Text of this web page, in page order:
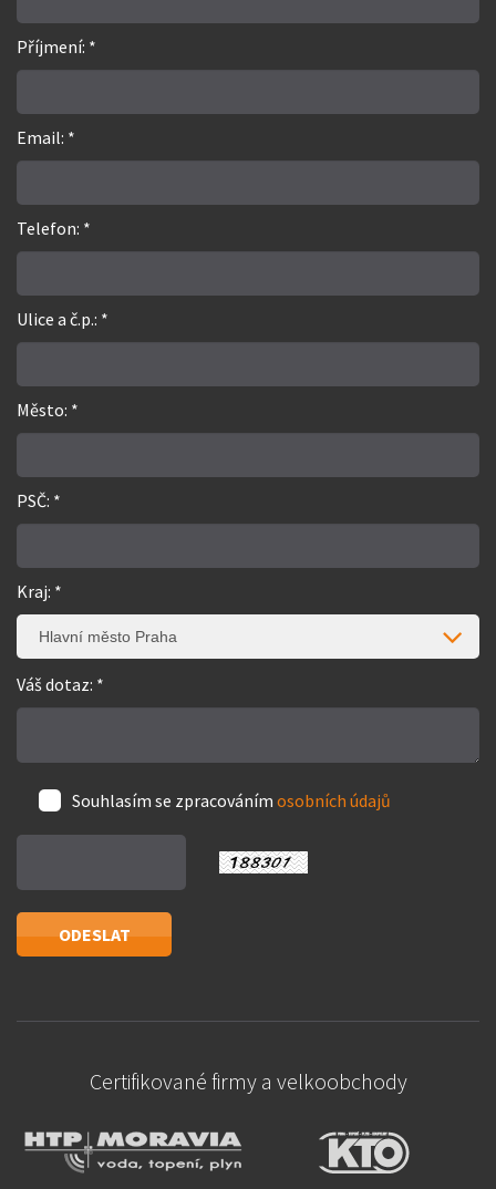
Příjmení: *
Email: *
Telefon: *
Ulice a č.p.: *
Město: *
PSČ: *
Kraj: *
Hlavní město Praha
Váš dotaz: *
Souhlasím se zpracováním osobních údajů
Certifikované firmy a velkoobchody